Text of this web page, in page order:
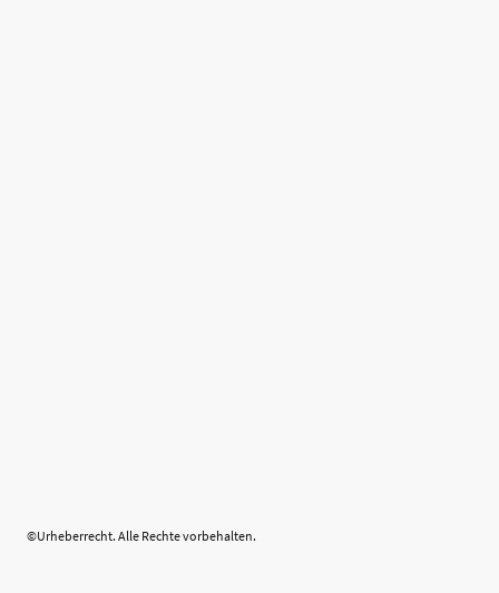
©Urheberrecht. Alle Rechte vorbehalten.